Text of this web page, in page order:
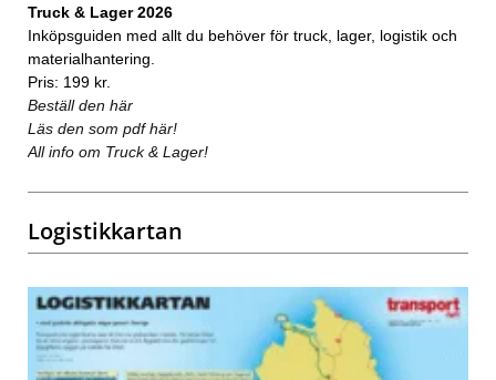
Truck & Lager 2026
Inköpsguiden med allt du behöver för truck, lager, logistik och
materialhantering.
Pris: 199 kr.
Beställ den här
Läs den som pdf här!
All info om Truck & Lager!
Logistikkartan